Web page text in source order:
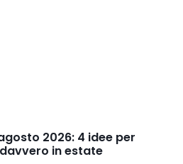
2026: 4 idee per
in estate